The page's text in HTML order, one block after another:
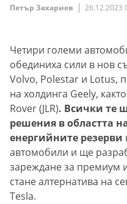
Петър Захариев 26.12.2023
Четири големи
обединиха сили в нов
Volvo, Polestar и Lotus,
на холдинга Geely,
Rover (JLR). Всички те
решения в областта
енергийните резерви
автомобили и ще
зареждане за премиум
стане алтернатива на
Tesla.